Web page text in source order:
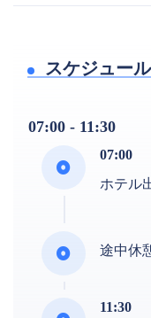
スケジュール
07:00 - 11:30
07:00
ホテル
途中休
11:30